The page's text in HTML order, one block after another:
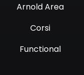
Arnold Area
Corsi
Functional